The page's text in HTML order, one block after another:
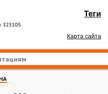
323105
Теги
Карта сайта